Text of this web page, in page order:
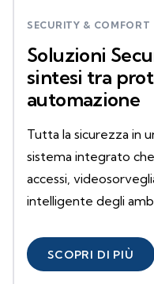
SECURITY & COMFORT
Soluzioni
sintesi tra
automazione
Tutta la sicurezza in
sistema integrato
accessi,
intelligente degli
SCOPRI DI PIÙ